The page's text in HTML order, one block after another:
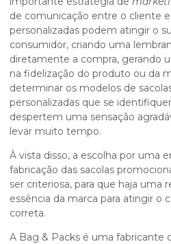
de comunicação entre o cliente e
personalizadas podem atingir o
consumidor, criando uma
diretamente a compra, gerando
na fidelização do produto ou da
determinar os modelos de
personalizadas que se
despertem uma sensação
levar muito tempo.
À vista disso, a escolha por uma
fabricação das sacolas
ser criteriosa, para que haja uma
essência da marca para atingir o
correta.
A Bag & Packs é uma fabricante